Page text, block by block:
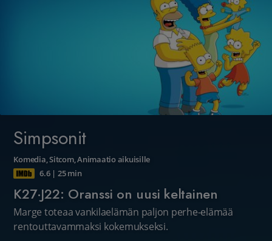
Simpsonit
Komedia,Sitcom,Animaatio aikuisille
6.6| 25 min
K27·J22: Oranssi on uusi keltainen
Marge toteaa vankilaelämän paljon perhe-elämää
rentouttavammaksi kokemukseksi.